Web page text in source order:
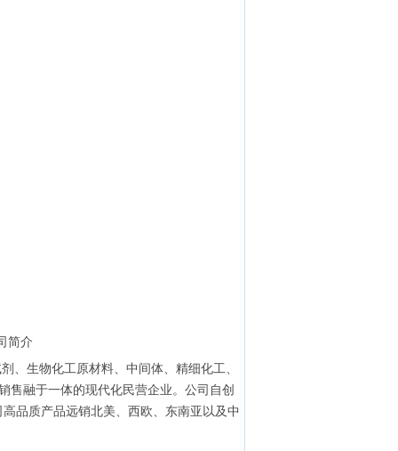
简介
、生物化工原材料、中间体、精细化工、
售融于一体的现代化民营企业。公司自创
品质产品远销北美、西欧、东南亚以及中